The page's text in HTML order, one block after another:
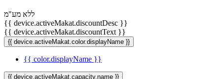
ללא מע"מ
{{ device.activeMakat.discountDesc }}
{{ device.activeMakat.discountText }}
{{ device.activeMakat.color.displayName }}
{{ color.displayName }}
{{ device.activeMakat.capacity.name }}